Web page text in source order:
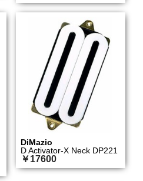
DiMazio
D Activator-X Neck DP221
￥17600